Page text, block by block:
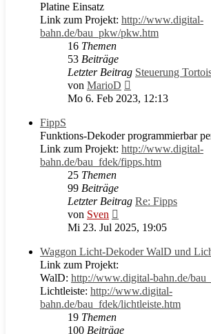
Platine Einsatz
Link zum Projekt: http://www.digital-
bahn.de/bau_pkw/pkw.htm
16 Themen
53 Beiträge
Letzter Beitrag Steuerung
von MarioD
Beitrag
Mo 6. Feb 2023, 12:13
FippS
Funktions-Dekoder programmierbar
Link zum Projekt: http://www.digital-
bahn.de/bau_fdek/fipps.htm
25 Themen
99 Beiträge
Letzter Beitrag Re: Fipps
von Sven
Beitrag
Mi 23. Jul 2025, 19:05
Waggon Licht-Dekoder WalD und
Link zum Projekt:
WalD: http://www.digital-bahn.de/
Lichtleiste: http://www.digital-
bahn.de/bau_fdek/lichtleiste.htm
19 Themen
100 Beiträge